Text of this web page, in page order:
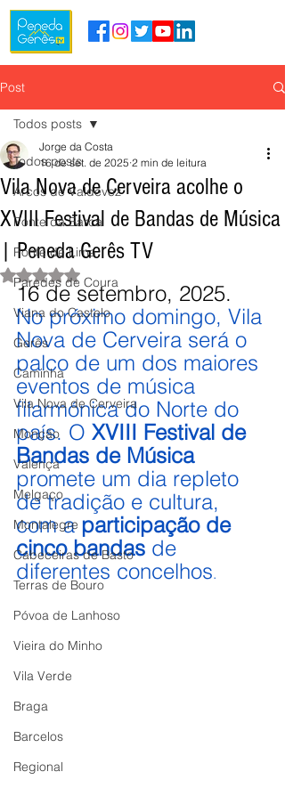
Post
Todos posts
Arcos de Valdevez
Ponte da Barca
Ponte de Lima
Paredes de Coura
Viana do Castelo
Gerês
Caminha
Vila Nova de Cerveira
Monção
Valença
Melgaço
Montalegre
Cabeceiras de Basto
Terras de Bouro
Póvoa de Lanhoso
Vieira do Minho
Vila Verde
Braga
Barcelos
Regional
Todos posts
Vila Nova de Cerveira acolhe o
XVIII Festival de Bandas de Música
| Peneda Gerês TV
Jorge da Costa
16 de set. de 2025 2 min de leitura
Avaliado com NaN de 5 estrelas.
16 de setembro, 2025.
No próximo domingo, Vila
Nova de Cerveira será o
palco de um dos maiores
eventos de música
filarmónica do Norte do
país. O XVIII Festival de
Bandas de Música
promete um dia repleto
de tradição e cultura,
com a participação de
cinco bandas de
diferentes concelhos.